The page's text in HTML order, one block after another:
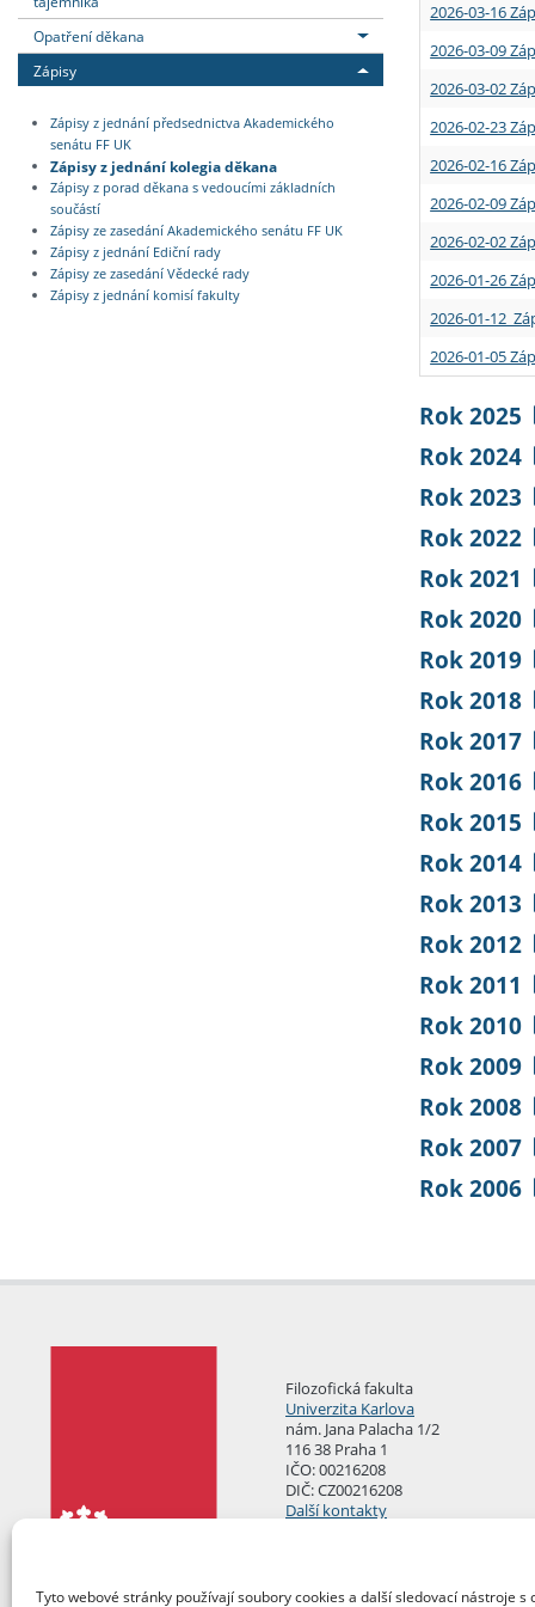
Tyto webové stránky používají soubory cookies a další sledovací nástroje s
Opatření děkana
Zápisy
Zápisy z jednání předsednictva Akademického
senátu FF UK
Zápisy z jednání kolegia děkana
Zápisy z porad děkana s vedoucími základních
součástí
Zápisy ze zasedání Akademického senátu FF UK
Zápisy z jednání Ediční rady
Zápisy ze zasedání Vědecké rady
Zápisy z jednání komisí fakulty
2026-03-16
2026-03-09
2026-03-02
2026-02-23
2026-02-16
2026-02-09
2026-02-02
2026-01-26
2026-01-12
2026-01-05
Rok 2025
Rok 2024
Rok 2023
Rok 2022
Rok 2021
Rok 2020
Rok 2019
Rok 2018
Rok 2017
Rok 2016
Rok 2015
Rok 2014
Rok 2013
Rok 2012
Rok 2011
Rok 2010
Rok 2009
Rok 2008
Rok 2007
Rok 2006
Filozofická fakulta
Univerzita Karlova
nám. Jana Palacha 1/2
116 38 Praha 1
IČO: 00216208
DIČ: CZ00216208
Další kontakty